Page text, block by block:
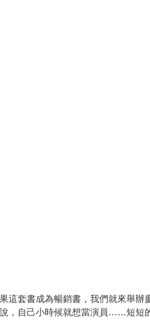
套書成為暢銷書，我們就來舉辦
，自己小時候就想當演員……短短